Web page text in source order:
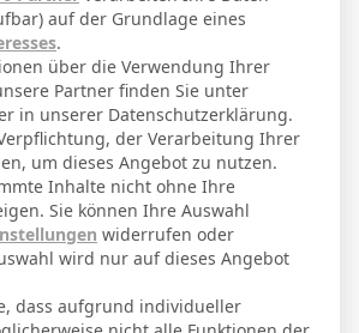
2 1 (0) 1
auf der Grundlage eines
.
über die Verwendung Ihrer
Partner finden Sie unter
in unserer Datenschutzerklärung.
der Verarbeitung Ihrer
um dieses Angebot zu nutzen.
Inhalte nicht ohne Ihre
Sie können Ihre Auswahl
widerrufen oder
wird nur auf dieses Angebot
dass aufgrund individueller